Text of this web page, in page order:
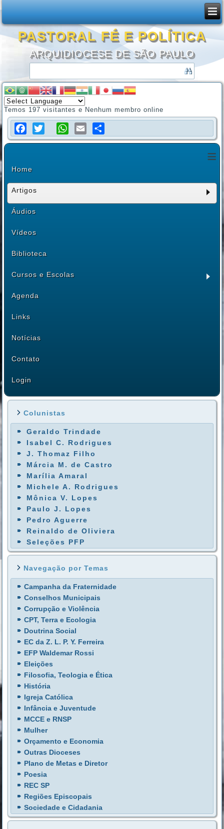
PASTORAL FÉ E POLÍTICA
ARQUIDIOCESE DE SÃO PAULO
Temos 197 visitantes e Nenhum membro online
Facebook
TwitterWhatsApp
EmailShare
≡
Home
Artigos
Áudios
Vídeos
Biblioteca
Cursos e Escolas
Agenda
Links
Notícias
Contato
Login
Colunistas
Geraldo Trindade
Isabel C. Rodrigues
J. Thomaz Filho
Márcia M. de Castro
Marília Amaral
Michele A. Rodrigues
Mônica V. Lopes
Paulo J. Lopes
Pedro Aguerre
Reinaldo de Oliviera
Seleções PFP
Navegação por Temas
Campanha da Fraternidade
Conselhos Municipais
Corrupção e Violência
CPT, Terra e Ecologia
Doutrina Social
EC da Z. L. P. Y. Ferreira
EFP Waldemar Rossi
Eleições
Filosofia, Teologia e Ética
História
Igreja Católica
Infância e Juventude
MCCE e RNSP
Mulher
Orçamento e Economia
Outras Dioceses
Plano de Metas e Diretor
Poesia
REC SP
Regiões Episcopais
Sociedade e Cidadania